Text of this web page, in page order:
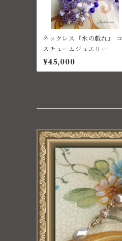
ネックレス『水の戯れ』 コ
スチュームジュエリー
¥45,000